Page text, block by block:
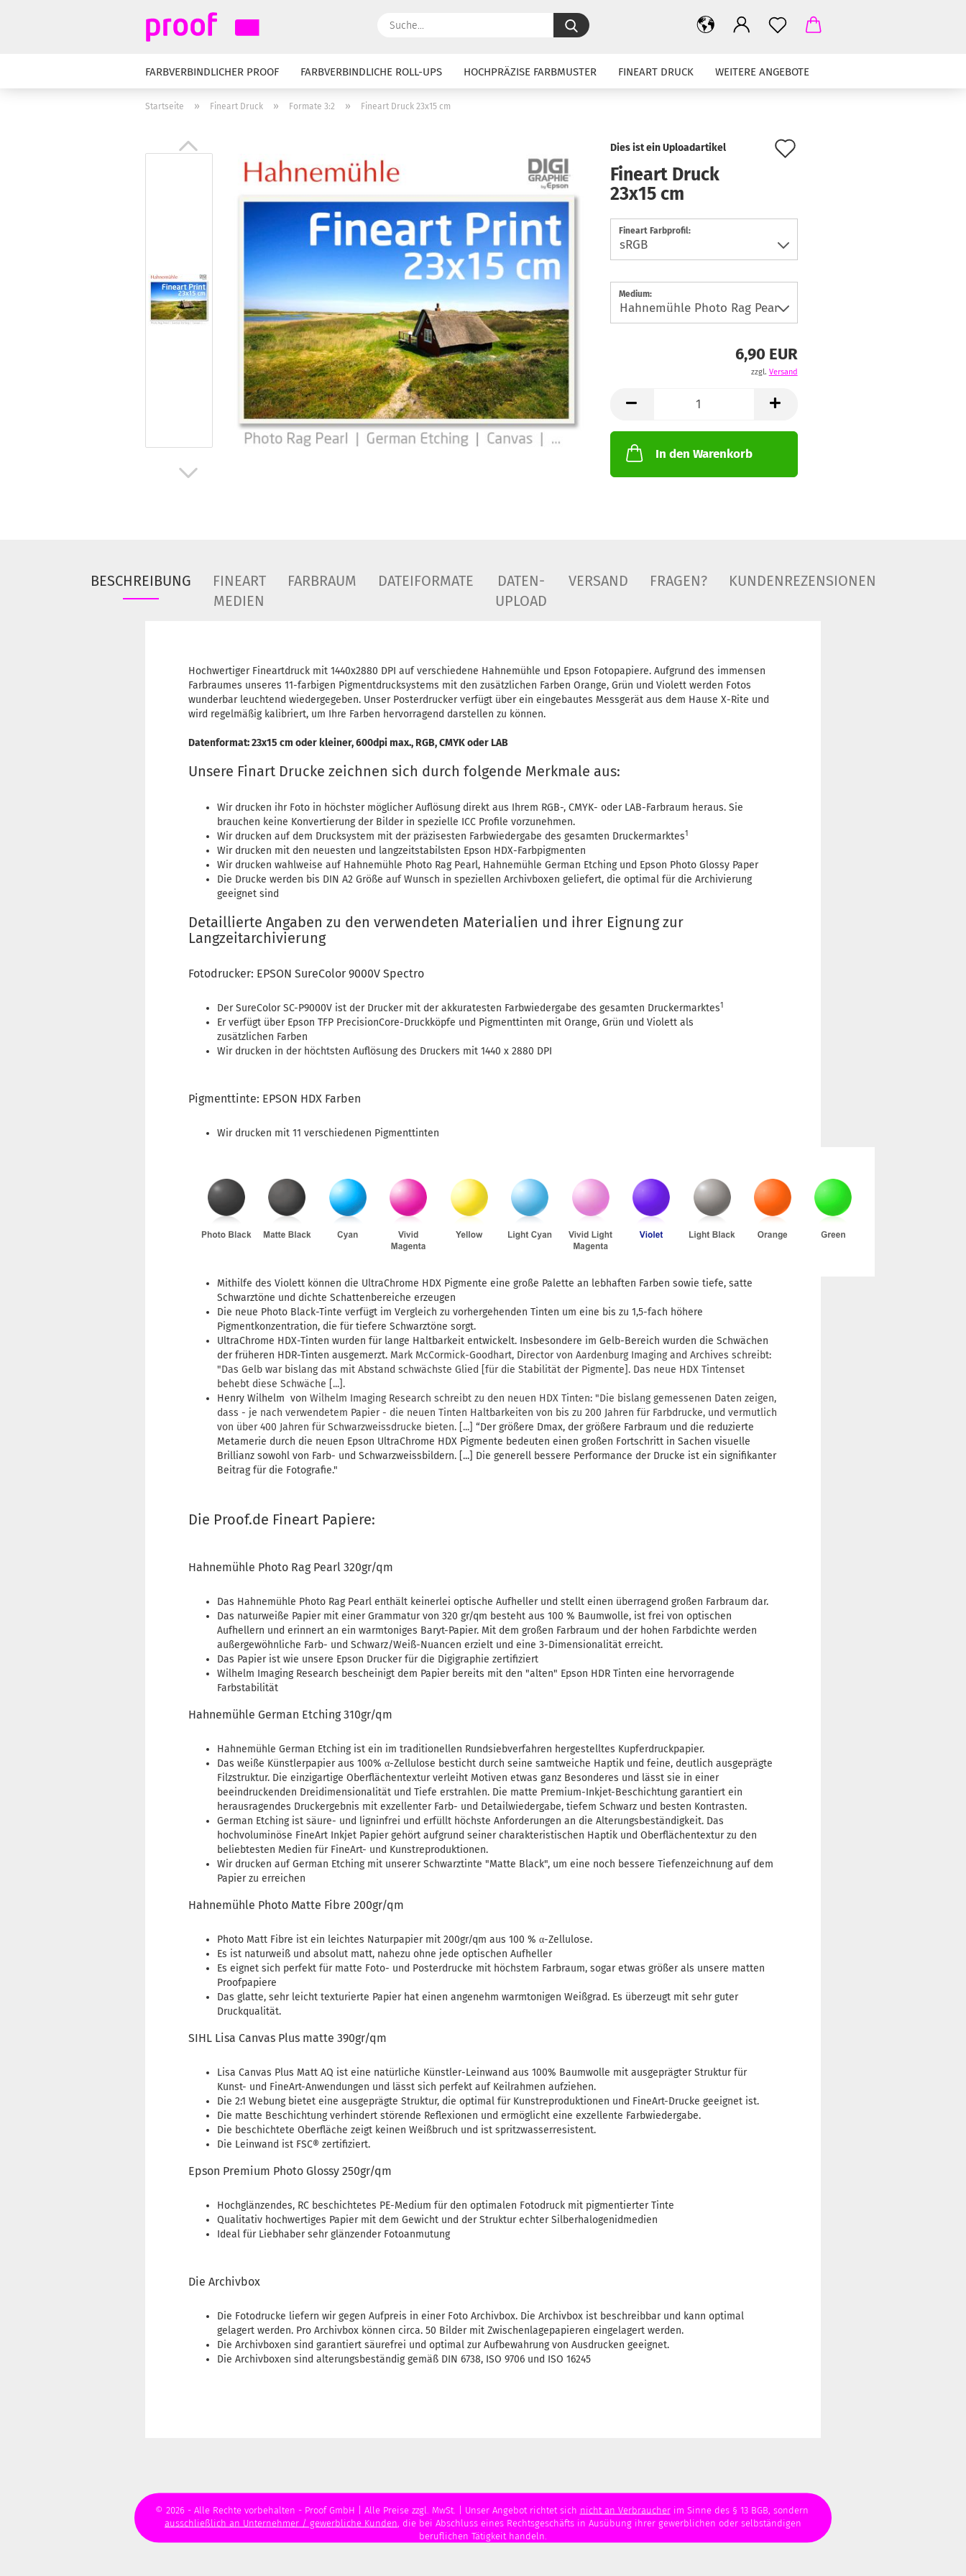
Suche...
FARBVERBINDLICHER PROOF FARBVERBINDLICHE ROLL-UPS HOCHPRÄZISE FARBMUSTER FINEART DRUCK WEITERE ANGEBOTE
PROOF-INFOS
Startseite » Fineart Druck » Formate 3:2 » Fineart Druck 23x15 cm
Dies ist ein Uploadartikel
Fineart Druck
23x15 cm
Fineart Farbprofil:
Medium:
6,90 EUR
zzgl. Versand
In den Warenkorb
BESCHREIBUNG
FINEART
MEDIEN
FARBRAUM DATEIFORMATE
DATEN-
UPLOAD
VERSAND FRAGEN? KUNDENREZENSIONEN
Hochwertiger Fineartdruck mit 1440x2880 DPI auf verschiedene Hahnemühle und Epson Fotopapiere. Aufgrund des immensen
Farbraumes unseres 11-farbigen Pigmentdrucksystems mit den zusätzlichen Farben Orange, Grün und Violett werden Fotos
wunderbar leuchtend wiedergegeben. Unser Posterdrucker verfügt über ein eingebautes Messgerät aus dem Hause X-Rite und
wird regelmäßig kalibriert, um Ihre Farben hervorragend darstellen zu können.
Datenformat: 23x15 cm oder kleiner, 600dpi max., RGB, CMYK oder LAB
Unsere Finart Drucke zeichnen sich durch folgende Merkmale aus:
Wir drucken ihr Foto in höchster möglicher Auflösung direkt aus Ihrem RGB-, CMYK- oder LAB-Farbraum heraus. Sie
brauchen keine Konvertierung der Bilder in spezielle ICC Profile vorzunehmen.
Wir drucken auf dem Drucksystem mit der präzisesten Farbwiedergabe des gesamten Druckermarktes1
Wir drucken mit den neuesten und langzeitstabilsten Epson HDX-Farbpigmenten
Wir drucken wahlweise auf Hahnemühle Photo Rag Pearl, Hahnemühle German Etching und Epson Photo Glossy Paper
Die Drucke werden bis DIN A2 Größe auf Wunsch in speziellen Archivboxen geliefert, die optimal für die Archivierung
geeignet sind
Detaillierte Angaben zu den verwendeten Materialien und ihrer Eignung zur
Langzeitarchivierung
Fotodrucker: EPSON SureColor 9000V Spectro
Der SureColor SC-P9000V ist der Drucker mit der akkuratesten Farbwiedergabe des gesamten Druckermarktes1
Er verfügt über Epson TFP PrecisionCore-Druckköpfe und Pigmenttinten mit Orange, Grün und Violett als
zusätzlichen Farben
Wir drucken in der höchtsten Auflösung des Druckers mit 1440 x 2880 DPI
Pigmenttinte: EPSON HDX Farben
Wir drucken mit 11 verschiedenen Pigmenttinten
Mithilfe des Violett können die UltraChrome HDX Pigmente eine große Palette an lebhaften Farben sowie tiefe, satte
Schwarztöne und dichte Schattenbereiche erzeugen
Die neue Photo Black-Tinte verfügt im Vergleich zu vorhergehenden Tinten um eine bis zu 1,5-fach höhere
Pigmentkonzentration, die für tiefere Schwarztöne sorgt.
UltraChrome HDX-Tinten wurden für lange Haltbarkeit entwickelt. Insbesondere im Gelb-Bereich wurden die Schwächen
der früheren HDR-Tinten ausgemerzt. Mark McCormick-Goodhart, Director von Aardenburg Imaging and Archives schreibt:
"Das Gelb war bislang das mit Abstand schwächste Glied [für die Stabilität der Pigmente]. Das neue HDX Tintenset
behebt diese Schwäche [...].
Henry Wilhelm von Wilhelm Imaging Research schreibt zu den neuen HDX Tinten: "Die bislang gemessenen Daten zeigen,
dass - je nach verwendetem Papier - die neuen Tinten Haltbarkeiten von bis zu 200 Jahren für Farbdrucke, und vermutlich
von über 400 Jahren für Schwarzweissdrucke bieten. [...] “Der größere Dmax, der größere Farbraum und die reduzierte
Metamerie durch die neuen Epson UltraChrome HDX Pigmente bedeuten einen großen Fortschritt in Sachen visuelle
Brillianz sowohl von Farb- und Schwarzweissbildern. [...] Die generell bessere Performance der Drucke ist ein signifikanter
Beitrag für die Fotografie."
Die Proof.de Fineart Papiere:
Hahnemühle Photo Rag Pearl 320gr/qm
Das Hahnemühle Photo Rag Pearl enthält keinerlei optische Aufheller und stellt einen überragend großen Farbraum dar.
Das naturweiße Papier mit einer Grammatur von 320 gr/qm besteht aus 100 % Baumwolle, ist frei von optischen
Aufhellern und erinnert an ein warmtoniges Baryt-Papier. Mit dem großen Farbraum und der hohen Farbdichte werden
außergewöhnliche Farb- und Schwarz/Weiß-Nuancen erzielt und eine 3-Dimensionalität erreicht.
Das Papier ist wie unsere Epson Drucker für die Digigraphie zertifiziert
Wilhelm Imaging Research bescheinigt dem Papier bereits mit den "alten" Epson HDR Tinten eine hervorragende
Farbstabilität
Hahnemühle German Etching 310gr/qm
Hahnemühle German Etching ist ein im traditionellen Rundsiebverfahren hergestelltes Kupferdruckpapier.
Das weiße Künstlerpapier aus 100% α-Zellulose besticht durch seine samtweiche Haptik und feine, deutlich ausgeprägte
Filzstruktur. Die einzigartige Oberflächentextur verleiht Motiven etwas ganz Besonderes und lässt sie in einer
beeindruckenden Dreidimensionalität und Tiefe erstrahlen. Die matte Premium-Inkjet-Beschichtung garantiert ein
herausragendes Druckergebnis mit exzellenter Farb- und Detailwiedergabe, tiefem Schwarz und besten Kontrasten.
German Etching ist säure- und ligninfrei und erfüllt höchste Anforderungen an die Alterungsbeständigkeit. Das
hochvoluminöse FineArt Inkjet Papier gehört aufgrund seiner charakteristischen Haptik und Oberflächentextur zu den
beliebtesten Medien für FineArt- und Kunstreproduktionen.
Wir drucken auf German Etching mit unserer Schwarztinte "Matte Black", um eine noch bessere Tiefenzeichnung auf dem
Papier zu erreichen
Hahnemühle Photo Matte Fibre 200gr/qm
Photo Matt Fibre ist ein leichtes Naturpapier mit 200gr/qm aus 100 % α-Zellulose.
Es ist naturweiß und absolut matt, nahezu ohne jede optischen Aufheller
Es eignet sich perfekt für matte Foto- und Posterdrucke mit höchstem Farbraum, sogar etwas größer als unsere matten
Proofpapiere
Das glatte, sehr leicht texturierte Papier hat einen angenehm warmtonigen Weißgrad. Es überzeugt mit sehr guter
Druckqualität.
SIHL Lisa Canvas Plus matte 390gr/qm
​Lisa Canvas Plus Matt AQ ist eine natürliche Künstler-Leinwand aus 100% Baumwolle mit ausgeprägter Struktur für
Kunst- und FineArt-Anwendungen und lässt sich perfekt auf Keilrahmen aufziehen.
Die 2:1 Webung bietet eine ausgeprägte Struktur, die optimal für Kunstreproduktionen und FineArt-Drucke geeignet ist.
Die matte Beschichtung verhindert störende Reflexionen und ermöglicht eine exzellente Farbwiedergabe.
Die beschichtete Oberfläche zeigt keinen Weißbruch und ist spritzwasserresistent.
Die Leinwand ist FSC® zertifiziert.
Epson Premium Photo Glossy 250gr/qm
Hochglänzendes, RC beschichtetes PE-Medium für den optimalen Fotodruck mit pigmentierter Tinte
Qualitativ hochwertiges Papier mit dem Gewicht und der Struktur echter Silberhalogenidmedien
Ideal für Liebhaber sehr glänzender Fotoanmutung
Die Archivbox
Die Fotodrucke liefern wir gegen Aufpreis in einer Foto Archivbox. Die Archivbox ist beschreibbar und kann optimal
gelagert werden. Pro Archivbox können circa. 50 Bilder mit Zwischenlagepapieren eingelagert werden.
Die Archivboxen sind garantiert säurefrei und optimal zur Aufbewahrung von Ausdrucken geeignet.
Die Archivboxen sind alterungsbeständig gemäß DIN 6738, ISO 9706 und ISO 16245
© 2026 - Alle Rechte vorbehalten - Proof GmbH | Alle Preise zzgl. MwSt. | Unser Angebot richtet sich nicht an Verbraucherim Sinne des § 13 BGB, sondern
ausschließlich an Unternehmer / gewerbliche Kunden , die bei Abschluss eines Rechtsgeschäfts in Ausübung ihrer gewerblichen oder selbständigen
beruflichen Tätigkeit handeln.